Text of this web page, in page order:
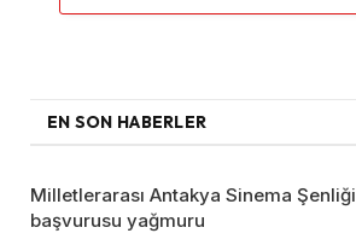
EN SON HABERLER
Milletlerarası Antakya Sinema
başvurusu yağmuru